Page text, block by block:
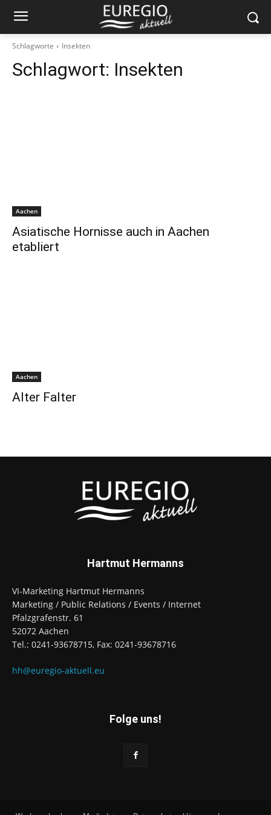
Schlagworte Insekten
Schlagwort: Insekten
Aachen
Asiatische Hornisse auch in Aachen
etabliert
Aachen
Alter Falter
Hartmut Hermanns
VI-Marketing Hartmut Hermanns
Marketing / Public Relations / Events / Internet
Pfalzgrafenstr. 61
52072 Aachen
Tel.: 0241-93678715, Fax: 0241-93678716
hh@euregio-aktuell.eu
Folge uns!